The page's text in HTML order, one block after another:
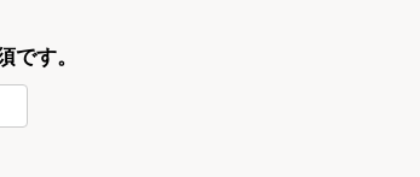
す。